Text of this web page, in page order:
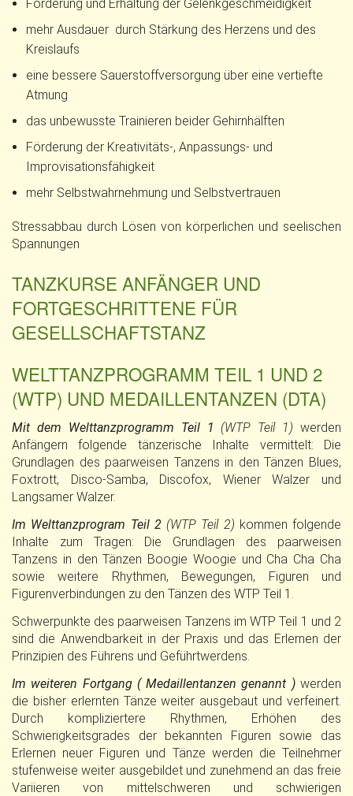
Förderung und Erhaltung der Gelenkgeschmeidigkeit
mehr Ausdauer durch Stärkung des Herzens und des
Kreislaufs
eine bessere Sauerstoffversorgung über eine vertiefte
Atmung
das unbewusste Trainieren beider Gehirnhälften
Förderung der Kreativitäts-, Anpassungs- und
Improvisationsfähigkeit
mehr Selbstwahrnehmung und Selbstvertrauen
Stressabbau durch Lösen von körperlichen und seelischen
Spannungen
TANZKURSE ANFÄNGER UND
FORTGESCHRITTENE FÜR
GESELLSCHAFTSTANZ
WELTTANZPROGRAMM TEIL 1 UND 2
(WTP) UND MEDAILLENTANZEN (DTA)
Mit dem Welttanzprogramm Teil 1 (WTP Teil 1) werden
Anfängern folgende tänzerische Inhalte vermittelt: Die
Grundlagen des paarweisen Tanzens in den Tänzen Blues,
Foxtrott, Disco-Samba, Discofox, Wiener Walzer und
Langsamer Walzer.
Im Welttanzprogram Teil 2(WTP Teil 2) kommen folgende
Inhalte zum Tragen: Die Grundlagen des paarweisen
Tanzens in den Tänzen Boogie Woogie und Cha Cha Cha
sowie weitere Rhythmen, Bewegungen, Figuren und
Figurenverbindungen zu den Tänzen des WTP Teil 1.
Schwerpunkte des paarweisen Tanzens im WTP Teil 1 und 2
sind die Anwendbarkeit in der Praxis und das Erlernen der
Prinzipien des Führens und Geführtwerdens.
Im weiteren Fortgang ( Medaillentanzen genannt )werden
die bisher erlernten Tänze weiter ausgebaut und verfeinert.
Durch kompliziertere Rhythmen, Erhöhen des
Schwierigkeitsgrades der bekannten Figuren sowie das
Erlernen neuer Figuren und Tänze werden die Teilnehmer
stufenweise weiter ausgebildet und zunehmend an das freie
Variieren von mittelschweren und schwierigen